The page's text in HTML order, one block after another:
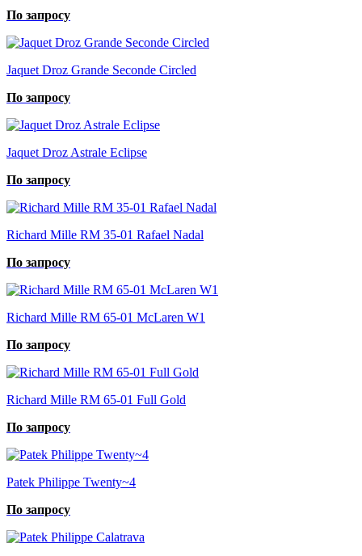
По запросу
Jaquet Droz Grande Seconde Circled
По запросу
Jaquet Droz Astrale Eclipse
По запросу
Richard Mille RM 35-01 Rafael Nadal
По запросу
Richard Mille RM 65-01 McLaren W1
По запросу
Richard Mille RM 65-01 Full Gold
По запросу
Patek Philippe Twenty~4
По запросу